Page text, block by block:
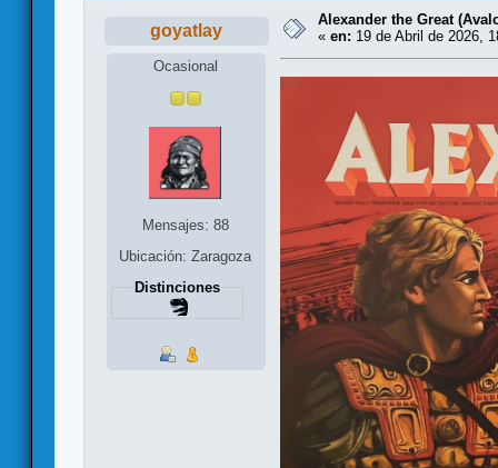
goyatlay
Ocasional
Mensajes: 88
Ubicación: Zaragoza
Distinciones
Alexander the Great
« en: 19 de Abril de 2026,